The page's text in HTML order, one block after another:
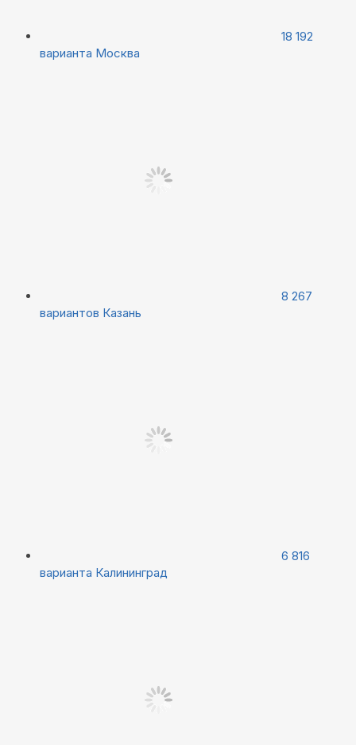
18 192
варианта Москва
8 267
вариантов Казань
6 816
варианта Калининград